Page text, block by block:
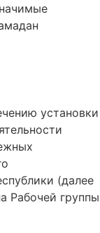
установки
(далее
Рабочей группы